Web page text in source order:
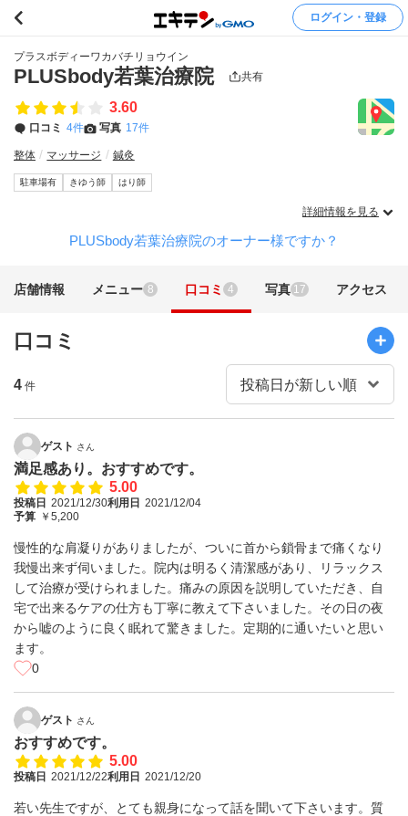
ログイン・登録
プラスボディーワカバチリョウイン
PLUSbody若葉治療院 共有
3.60
口コミ 4件 写真 17件
整体 マッサージ 鍼灸
駐車場有 きゆう師 はり師
詳細情報を見る
PLUSbody若葉治療院のオーナー様ですか？
店舗情報 メニュー 8 口コミ 4 写真 17 アクセス
口コミ
4 件
ゲスト さん
満足感あり。おすすめです。
5.00
投稿日 2021/12/30利用日 2021/12/04
予算 ￥5,200
慢性的な肩凝りがありましたが、ついに首から鎖骨まで痛くなり
我慢出来ず伺いました。院内は明るく清潔感があり、リラックス
して治療が受けられました。痛みの原因を説明していただき、自
宅で出来るケアの仕方も丁寧に教えて下さいました。その日の夜
から嘘のように良く眠れて驚きました。定期的に通いたいと思い
ます。
0
ゲスト さん
おすすめです。
5.00
投稿日 2021/12/22利用日 2021/12/20
若い先生ですが、とても親身になって話を聞いて下さいます。質